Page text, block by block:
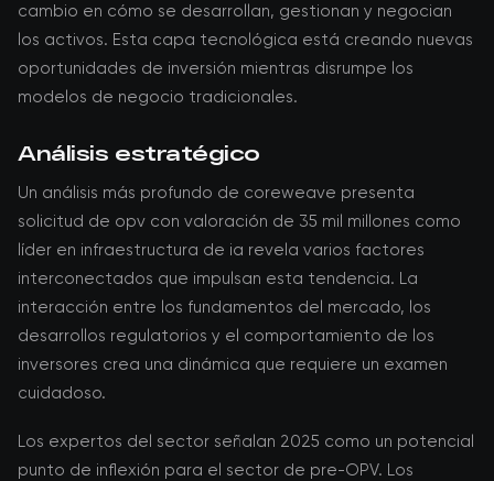
cambio en cómo se desarrollan, gestionan y negocian
los activos. Esta capa tecnológica está creando nuevas
oportunidades de inversión mientras disrumpe los
modelos de negocio tradicionales.
Análisis estratégico
Un análisis más profundo de coreweave presenta
solicitud de opv con valoración de 35 mil millones como
líder en infraestructura de ia revela varios factores
interconectados que impulsan esta tendencia. La
interacción entre los fundamentos del mercado, los
desarrollos regulatorios y el comportamiento de los
inversores crea una dinámica que requiere un examen
cuidadoso.
Los expertos del sector señalan 2025 como un potencial
punto de inflexión para el sector de pre-OPV. Los